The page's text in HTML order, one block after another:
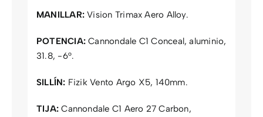
MANILLAR: Vision Trimax Aero Alloy.
POTENCIA: Cannondale C1 Conceal, aluminio,
31.8, -6°.
SILLÍN: Fizik Vento Argo X5, 140mm.
TIJA: Cannondale C1 Aero 27 Carbon,